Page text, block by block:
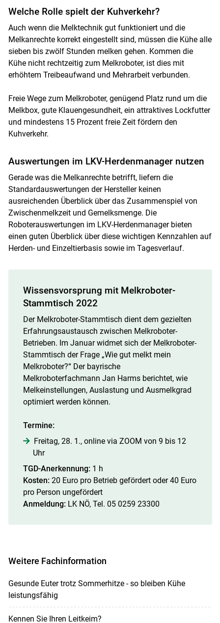
Welche Rolle spielt der Kuhverkehr?
Auch wenn die Melktechnik gut funktioniert und die
Melkanrechte korrekt eingestellt sind, müssen die Kühe alle
sieben bis zwölf Stunden melken gehen. Kommen die
Kühe nicht rechtzeitig zum Melkroboter, ist dies mit
erhöhtem Treibeaufwand und Mehrarbeit verbunden.
Freie Wege zum Melkroboter, genügend Platz rund um die
Melkbox, gute Klauengesundheit, ein attraktives Lockfutter
und mindestens 15 Prozent freie Zeit fördern den
Kuhverkehr.
Auswertungen im LKV-Herdenmanager nutzen
Gerade was die Melkanrechte betrifft, liefern die
Standardauswertungen der Hersteller keinen
ausreichenden Überblick über das Zusammenspiel von
Zwischenmelkzeit und Gemelksmenge. Die
Roboterauswertungen im LKV-Herdenmanager bieten
einen guten Überblick über diese wichtigen Kennzahlen auf
Herden- und Einzeltierbasis sowie im Tagesverlauf.
Wissensvorsprung mit Melkroboter-
Stammtisch 2022
Der Melkroboter-Stammtisch dient dem gezielten
Erfahrungsaustausch zwischen Melkroboter-
Betrieben. Im Januar widmet sich der Melkroboter-
Stammtisch der Frage „Wie gut melkt mein
Melkroboter?“ Der bayrische
Melkroboterfachmann Jan Harms berichtet, wie
Melkeinstellungen, Auslastung und Ausmelkgrad
optimiert werden können.
Termine:
Freitag, 28. 1., online via ZOOM von 9 bis 12
Uhr
TGD-Anerkennung: 1 h
Kosten: 20 Euro pro Betrieb gefördert oder 40 Euro
pro Person ungefördert
Anmeldung: LK NÖ, Tel. 05 0259 23300
Weitere Fachinformation
Gesunde Euter trotz Sommerhitze - so bleiben Kühe
leistungsfähig
Kennen Sie Ihren Leitkeim?